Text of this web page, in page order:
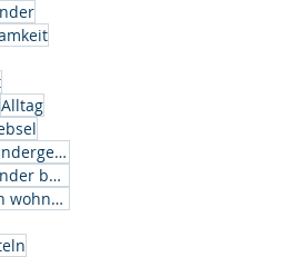
Alltag
einladungen kindergeburtstag
kindergartenkinder basteln
kinder schlafen wohnwagen